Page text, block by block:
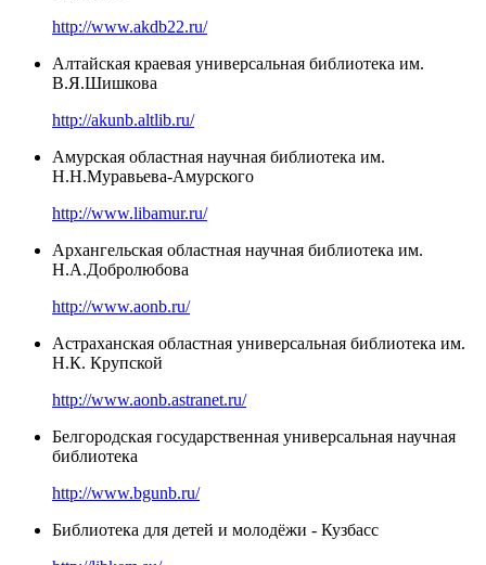
http://www.akdb22.ru/
Алтайская краевая универсальная библиотека им.
В.Я.Шишкова
http://akunb.altlib.ru/
Амурская областная научная библиотека им.
Н.Н.Муравьева-Амурского
http://www.libamur.ru/
Архангельская областная научная библиотека им.
Н.А.Добролюбова
http://www.aonb.ru/
Астраханская областная универсальная библиотека им.
Н.К. Крупской
http://www.aonb.astranet.ru/
Белгородская государственная универсальная научная
библиотека
http://www.bgunb.ru/
Библиотека для детей и молодёжи - Кузбасс